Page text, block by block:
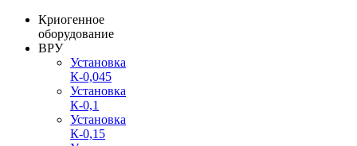
Криогенное
оборудование
ВРУ
Установка
К-0,045
Установка
К-0,1
Установка
К-0,15